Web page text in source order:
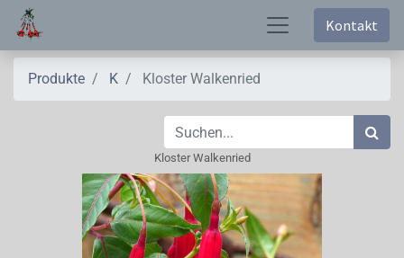
Kontakt
Produkte K Kloster Walkenried
Kloster Walkenried